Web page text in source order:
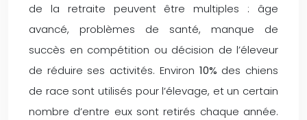
de la retraite peuvent être multiples : âge
avancé, problèmes de santé, manque de
succès en compétition ou décision de l’éleveur
de réduire ses activités. Environ 10% des chiens
de race sont utilisés pour l’élevage, et un certain
nombre d’entre eux sont retirés chaque année.